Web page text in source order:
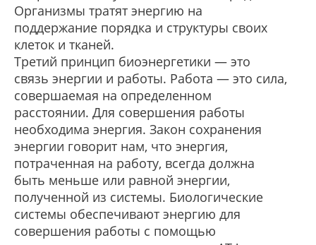
Организмы тратят энергию на
поддержание порядка и структуры своих
клеток и тканей.
Третий принцип биоэнергетики — это
связь энергии и работы. Работа — это сила,
совершаемая на определенном
расстоянии. Для совершения работы
необходима энергия. Закон сохранения
энергии говорит нам, что энергия,
потраченная на работу, всегда должна
быть меньше или равной энергии,
полученной из системы. Биологические
системы обеспечивают энергию для
совершения работы с помощью